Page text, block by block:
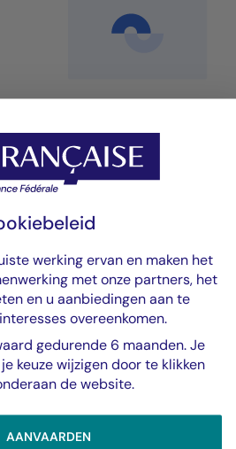
die rendement en
MEER WETEN
werking ervan en maken het
met onze partners, het
en u aanbiedingen aan te
overeenkomen.
gedurende 6 maanden. Je
keuze wijzigen door te klikken
de website.
AANVAARDEN